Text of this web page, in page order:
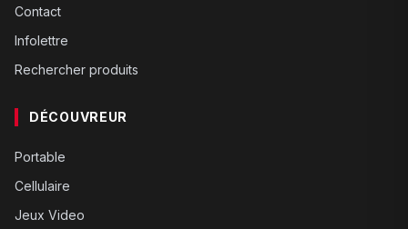
Contact
Infolettre
Rechercher produits
DÉCOUVREUR
Portable
Cellulaire
Jeux Video